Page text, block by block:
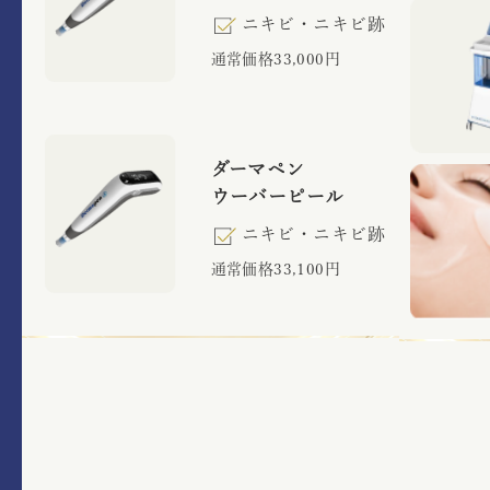
ニキビ・ニキビ跡
通常価格33,000円
ダーマペン
ウーバーピール
ニキビ・ニキビ跡
通常価格33,100円